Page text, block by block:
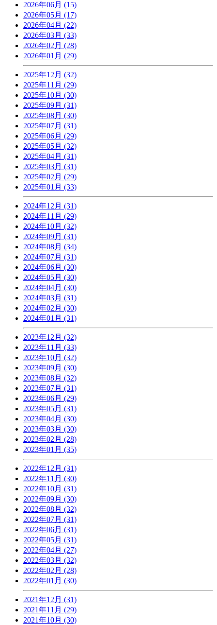
2026年06月 (15)
2026年05月 (17)
2026年04月 (22)
2026年03月 (33)
2026年02月 (28)
2026年01月 (29)
2025年12月 (32)
2025年11月 (29)
2025年10月 (30)
2025年09月 (31)
2025年08月 (30)
2025年07月 (31)
2025年06月 (29)
2025年05月 (32)
2025年04月 (31)
2025年03月 (31)
2025年02月 (29)
2025年01月 (33)
2024年12月 (31)
2024年11月 (29)
2024年10月 (32)
2024年09月 (31)
2024年08月 (34)
2024年07月 (31)
2024年06月 (30)
2024年05月 (30)
2024年04月 (30)
2024年03月 (31)
2024年02月 (30)
2024年01月 (31)
2023年12月 (32)
2023年11月 (33)
2023年10月 (32)
2023年09月 (30)
2023年08月 (32)
2023年07月 (31)
2023年06月 (29)
2023年05月 (31)
2023年04月 (30)
2023年03月 (30)
2023年02月 (28)
2023年01月 (35)
2022年12月 (31)
2022年11月 (30)
2022年10月 (31)
2022年09月 (30)
2022年08月 (32)
2022年07月 (31)
2022年06月 (31)
2022年05月 (31)
2022年04月 (27)
2022年03月 (32)
2022年02月 (28)
2022年01月 (30)
2021年12月 (31)
2021年11月 (29)
2021年10月 (30)